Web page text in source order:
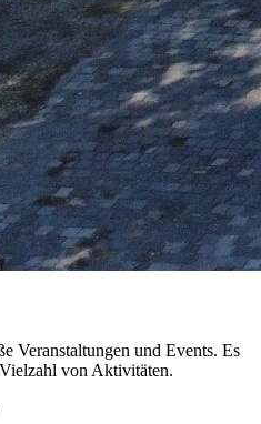
Veranstaltungen und Events. Es
von Aktivitäten.